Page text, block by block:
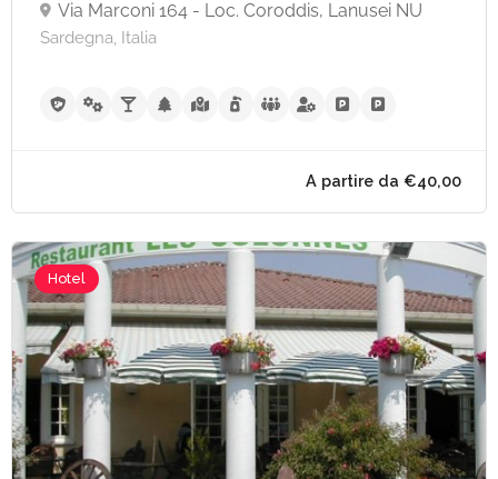
Via Marconi 164 - Loc. Coroddis, Lanusei NU
Sardegna, Italia
Hotel